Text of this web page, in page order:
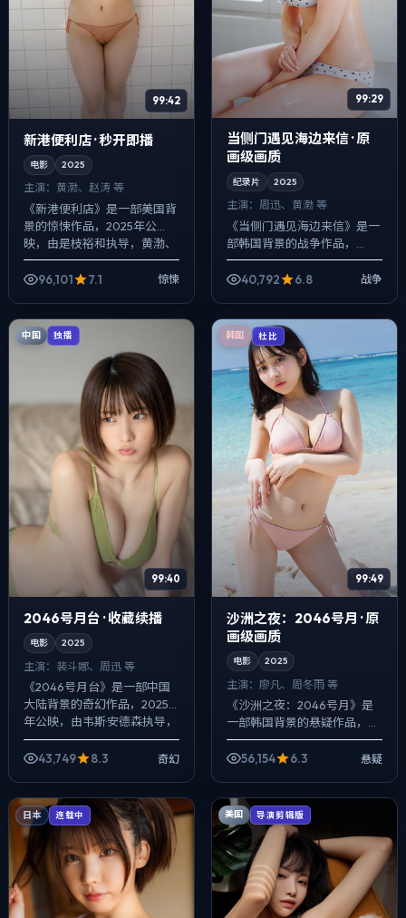
99:42
新港便利店 · 秒开即播
电影 2025
主演： 黄渤、赵涛 等
《新港便利店》是一部美国背
景的惊悚作品，2025年公
映，由是枝裕和执导，黄渤、
赵涛、范伟等主演。强调群像
而非单一英雄，配角线条同样
96,101 7.1 惊悚
99:29
当侧门遇见海边来信 · 原
画级画质
纪录片 2025
主演： 周迅、黄渤 等
《当侧门遇见海边来信》是一
部韩国背景的战争作品，
2025年公映，由贾樟柯执
导，周迅、黄渤、河正宇等主
40,792 6.8 战争
中国 独播
99:40
2046号月台 · 收藏续播
电影 2025
主演： 裴斗娜、周迅 等
《2046号月台》是一部中国
大陆背景的奇幻作品，2025
年公映，由韦斯·安德森执导，
裴斗娜、周迅、提莫西·查拉梅
等主演。配乐克制，关键场面
43,749 8.3 奇幻
韩国 杜比
99:49
沙洲之夜：2046号月 · 原
画级画质
电影 2025
主演： 廖凡、周冬雨 等
《沙洲之夜：2046号月》是
一部韩国背景的悬疑作品，
2025年公映，由王家卫执
导，廖凡、周冬雨、周迅等主
56,154 6.3 悬疑
日本 连载中 美国 导演剪辑版